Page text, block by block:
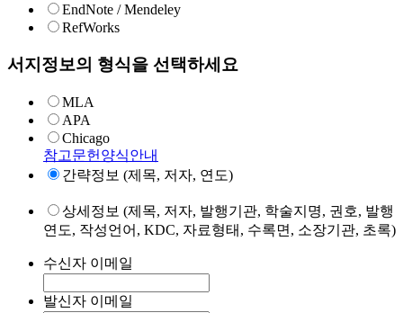
EndNote / Mendeley
RefWorks
서지정보의 형식을 선택하세요
MLA
APA
Chicago
참고문헌양식안내
간략정보 (제목, 저자, 연도)
상세정보 (제목, 저자, 발행기관, 학술지명, 권호, 발행
연도, 작성언어, KDC, 자료형태, 수록면, 소장기관, 초록)
수신자 이메일
발신자 이메일